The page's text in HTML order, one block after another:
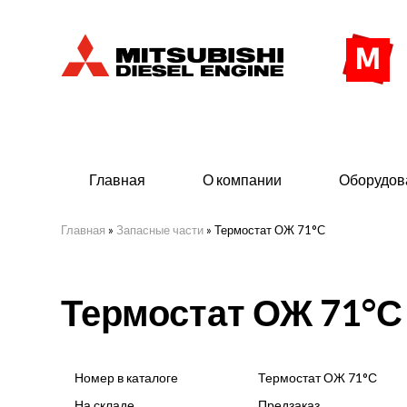
Главная О компании
- Индустриального исполнения
- ДГУ
- ДГУ
(380 -
Главная » Запасные части » Термостат ОЖ 71°С
Термостат ОЖ 71°С
Номер в каталоге
Термостат ОЖ 71°С